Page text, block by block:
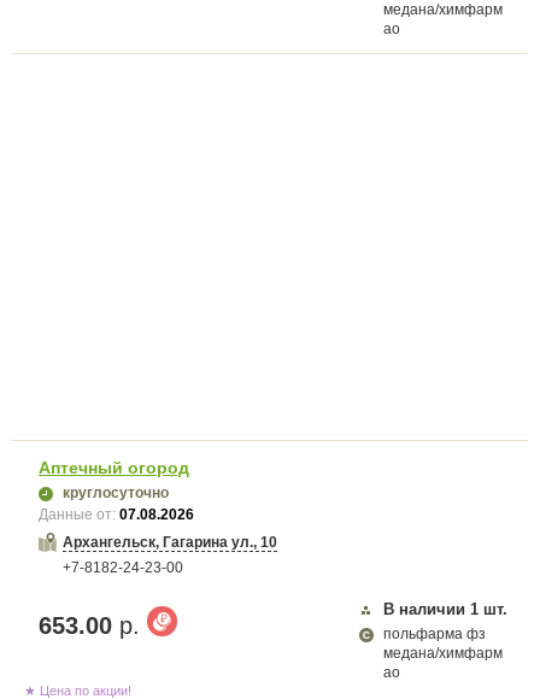
медана/химфарм
ао
Аптечный огород
круглосуточно
Данные от:07.08.2026
Архангельск, Гагарина ул., 10
+7-8182-24-23-00
653.00 р.
В наличии 1 шт.
польфарма фз
медана/химфарм
ао
★ Цена по акции!